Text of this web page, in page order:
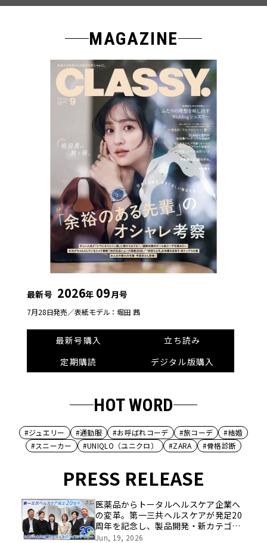
MAGAZINE
最新号 2026年 09月号
7月28日発売／表紙モデル：堀田 茜
最新号購入
立ち読み
定期購読
デジタル版購入
HOT WORD
#ジュエリー #通勤服 #お呼ばれコーデ #旅コーデ
#結婚
#スニーカー
#UNIQLO（ユニクロ） #ZARA #骨格診断
PRESS RELEASE
医薬品からトータルヘルスケア企業へ
の変革。第一三共ヘルスケアが発足20
周年を記念し、製品開発・新カテゴリ
挑戦の舞台や旧社統合時のエピソード
Jun, 19, 2026